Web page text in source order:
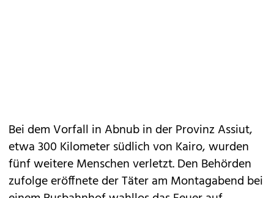
Bei dem Vorfall in Abnub in der Provinz Assiut,
etwa 300 Kilometer südlich von Kairo, wurden
fünf weitere Menschen verletzt. Den Behörden
zufolge eröffnete der Täter am Montagabend bei